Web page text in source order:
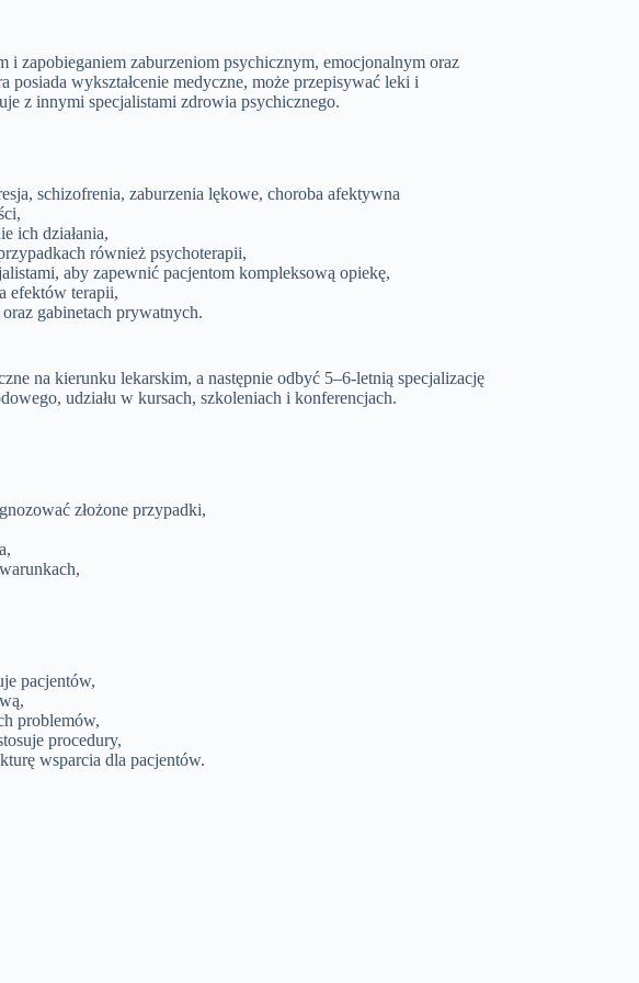
i zapobieganiem zaburzeniom psychicznym, emocjonalnym oraz
wykształcenie medyczne, może przepisywać leki i
z innymi specjalistami zdrowia psychicznego.
schizofrenia, zaburzenia lękowe, choroba afektywna
ich działania,
również psychoterapii,
aby zapewnić pacjentom kompleksową opiekę,
efektów terapii,
gabinetach prywatnych.
na kierunku lekarskim, a następnie odbyć 5–6-letnią specjalizację
udziału w kursach, szkoleniach i konferencjach.
złożone przypadki,
pacjentów,
problemów,
procedury,
wsparcia dla pacjentów.